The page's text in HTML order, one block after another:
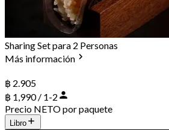
Sharing Set para 2 Personas
Más información
฿ 2.905
฿ 1,990 / 1-2
Precio NETO por paquete
Libro